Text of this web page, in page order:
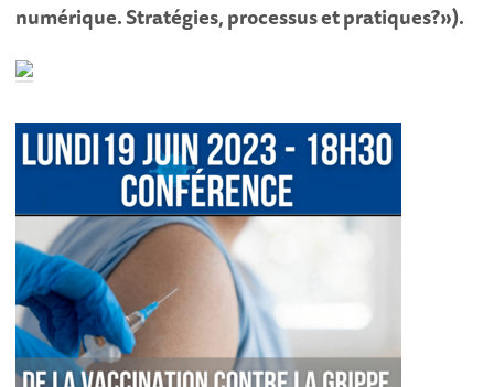
numérique. Stratégies, processus et pratiques?»).